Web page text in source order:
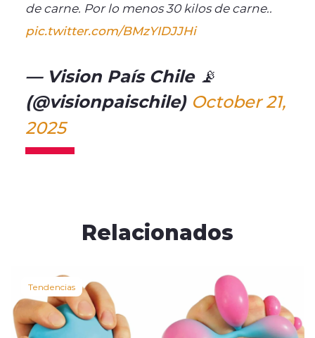
de carne. Por lo menos 30 kilos de carne..
pic.twitter.com/BMzYIDJJHi
— Vision País Chile 📡
(@visionpaischile) October 21,
2025
Relacionados
Tendencias